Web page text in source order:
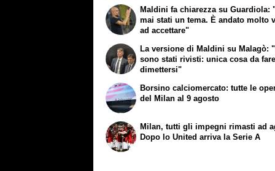
Maldini fa chiarezza su Guardiola:
mai stati un tema. È andato molto
ad accettare"
La versione di Maldini su Malagò:
sono stati rivisti: unica cosa da
dimettersi"
Borsino calciomercato: tutte le
del Milan al 9 agosto
Milan, tutti gli impegni rimasti ad
Dopo lo United arriva la Serie A